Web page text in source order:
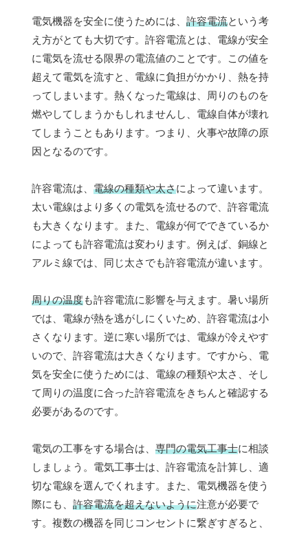
電気機器を安全に使うためには、 許容電流という考
え方がとても大切です。許容電流とは、電線が安全
に電気を流せる限界の電流値のことです。この値を
超えて電気を流すと、電線に負担がかかり、熱を持
ってしまいます。熱くなった電線は、周りのものを
燃やしてしまうかもしれませんし、電線自体が壊れ
てしまうこともあります。つまり、火事や故障の原
因となるのです。
許容電流は、 電線の種類や太さによって違います。
太い電線はより多くの電気を流せるので、許容電流
も大きくなります。また、電線が何でできているか
によっても許容電流は変わります。例えば、銅線と
アルミ線では、同じ太さでも許容電流が違います。
周りの温度も許容電流に影響を与えます。暑い場所
では、電線が熱を逃がしにくいため、許容電流は小
さくなります。逆に寒い場所では、電線が冷えやす
いので、許容電流は大きくなります。ですから、電
気を安全に使うためには、電線の種類や太さ、そし
て周りの温度に合った許容電流をきちんと確認する
必要があるのです。
電気の工事をする場合は、 専門の電気工事士に相談
しましょう。電気工事士は、許容電流を計算し、適
切な電線を選んでくれます。また、電気機器を使う
際にも、 許容電流を超えないように注意が必要で
す。複数の機器を同じコンセントに繋ぎすぎると、